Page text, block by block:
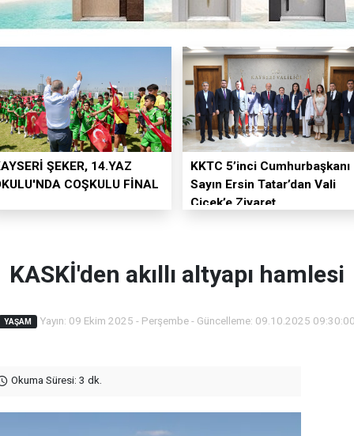
ŞEKER, 14.YAZ
COŞKULU FİNAL
KKTC 5’inci Cumhurbaşkanı
Sayın Ersin Tatar’dan Vali
Çiçek’e Ziyaret
KASKİ'den akıllı altyapı hamlesi
YAŞAM Yayın: 09 Ekim 2025 - Perşembe - Güncelleme: 09.10.2025
Okuma Süresi: 3 dk.